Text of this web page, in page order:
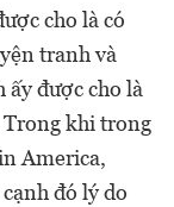
cho là có
tranh và
được cho là
Trong khi trong
America,
đó lý do